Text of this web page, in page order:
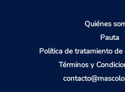
Quiénes
Pauta
Política de tratamiento
Términos y